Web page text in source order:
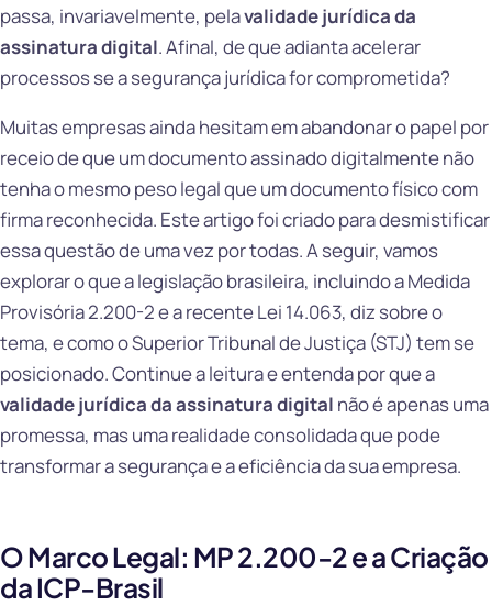
passa, invariavelmente, pelavalidade jurídica da
assinatura digital. Afinal, de que adianta acelerar
processos se a segurança jurídica for comprometida?
Muitas empresas ainda hesitam em abandonar o papel por
receio de que um documento assinado digitalmente não
tenha o mesmo peso legal que um documento físico com
firma reconhecida. Este artigo foi criado para desmistificar
essa questão de uma vez por todas. A seguir, vamos
explorar o que a legislação brasileira, incluindo a Medida
Provisória 2.200-2 e a recente Lei 14.063, diz sobre o
tema, e como o Superior Tribunal de Justiça (STJ) tem se
posicionado. Continue a leitura e entenda por que a
validade jurídica da assinatura digital não é apenas uma
promessa, mas uma realidade consolidada que pode
transformar a segurança e a eficiência da sua empresa.
O Marco Legal: MP 2.200-2 e a Criação
da ICP-Brasil